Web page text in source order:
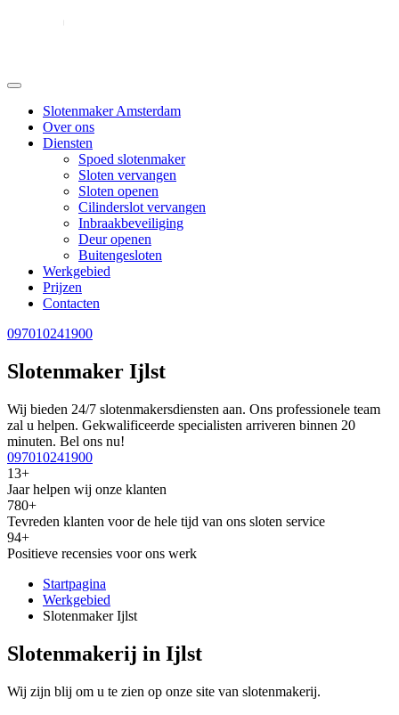
Slotenmaker Amsterdam
Over ons
Diensten
Spoed slotenmaker
Sloten vervangen
Sloten openen
Cilinderslot vervangen
Inbraakbeveiliging
Deur openen
Buitengesloten
Werkgebied
Prijzen
Contacten
097010241900
Slotenmaker Ijlst
Wij bieden 24/7 slotenmakersdiensten aan. Ons professionele team
zal u helpen. Gekwalificeerde specialisten arriveren binnen 20
minuten. Bel ons nu!
097010241900
13+
Jaar helpen wij onze klanten
780+
Tevreden klanten voor de hele tijd van ons sloten service
94+
Positieve recensies voor ons werk
Startpagina
Werkgebied
Slotenmaker Ijlst
Slotenmakerij in Ijlst
Wij zijn blij om u te zien op onze site van slotenmakerij.